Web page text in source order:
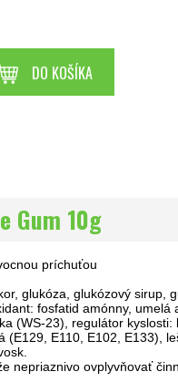
DO KOŠÍKA
Gum 10g
príchuťou
glukóza, glukózový sirup,
fosfatid amónny, umelá
(WS-23), regulátor kyslosti:
(E129, E110, E102, E133),
nepriaznivo ovplyvňovať